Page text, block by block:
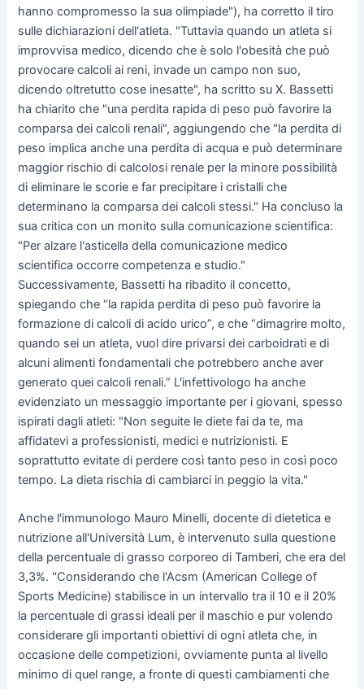
hanno compromesso la sua olimpiade"), ha corretto il tiro
sulle dichiarazioni dell'atleta. "Tuttavia quando un atleta si
improvvisa medico, dicendo che è solo l'obesità che può
provocare calcoli ai reni, invade un campo non suo,
dicendo oltretutto cose inesatte", ha scritto su X. Bassetti
ha chiarito che "una perdita rapida di peso può favorire la
comparsa dei calcoli renali", aggiungendo che "la perdita di
peso implica anche una perdita di acqua e può determinare
maggior rischio di calcolosi renale per la minore possibilità
di eliminare le scorie e far precipitare i cristalli che
determinano la comparsa dei calcoli stessi." Ha concluso la
sua critica con un monito sulla comunicazione scientifica:
"Per alzare l'asticella della comunicazione medico
scientifica occorre competenza e studio."
Successivamente, Bassetti ha ribadito il concetto,
spiegando che “la rapida perdita di peso può favorire la
formazione di calcoli di acido urico”, e che “dimagrire molto,
quando sei un atleta, vuol dire privarsi dei carboidrati e di
alcuni alimenti fondamentali che potrebbero anche aver
generato quei calcoli renali.” L'infettivologo ha anche
evidenziato un messaggio importante per i giovani, spesso
ispirati dagli atleti: "Non seguite le diete fai da te, ma
affidatevi a professionisti, medici e nutrizionisti. E
soprattutto evitate di perdere così tanto peso in così poco
tempo. La dieta rischia di cambiarci in peggio la vita."
Anche l'immunologo Mauro Minelli, docente di dietetica e
nutrizione all'Università Lum, è intervenuto sulla questione
della percentuale di grasso corporeo di Tamberi, che era del
3,3%. "Considerando che l'Acsm (American College of
Sports Medicine) stabilisce in un intervallo tra il 10 e il 20%
la percentuale di grassi ideali per il maschio e pur volendo
considerare gli importanti obiettivi di ogni atleta che, in
occasione delle competizioni, ovviamente punta al livello
minimo di quel range, a fronte di questi cambiamenti che